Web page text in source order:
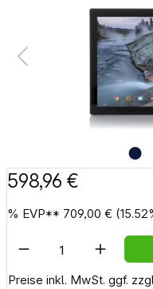
598,96 €
% EVP** 709,00 €
Preise inkl. MwSt. ggf.
Artikel Anzahl: